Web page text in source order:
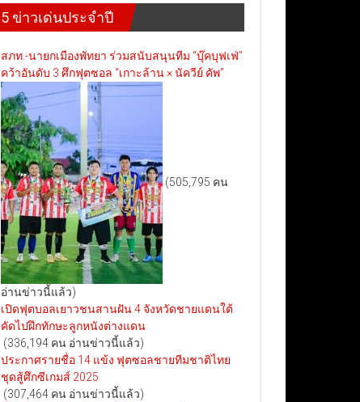
5 ข่าวเด่นประจำปี
สภท.-นายกเมืองพัทยา ร่วมสนับสนุนทีม “บุ๊คบุฟเฟ่”
คว้าอันดับ 3 ศึกฟุตซอล “เกาะล้าน × นัควีย์ คัพ”
(505,795 คน
อ่านข่าวนี้แล้ว)
เปิดฟุตบอลเยาวชนสานฝัน 4 จังหวัดชายแดนใต้
คัดไปฝึกทักษะลูกหนังต่างแดน
(336,194 คน อ่านข่าวนี้แล้ว)
ประกาศรายชื่อ 14 แข้ง ฟุตซอลชายทีมชาติไทย
ชุดสู้ศึกซีเกมส์ 2025
(307,464 คน อ่านข่าวนี้แล้ว)